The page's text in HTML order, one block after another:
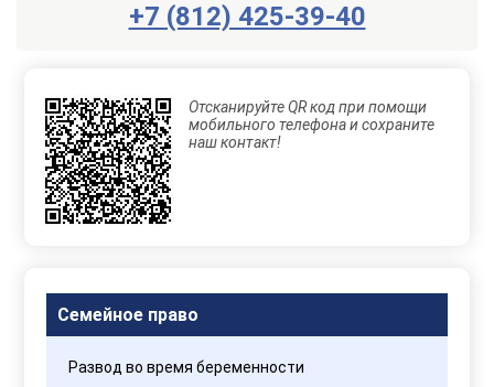
+7 (812) 425-39-40
Заказать
Отправляя
данные,
Вы
соглашаетесь
с
Правилами
Отсканируйте QR код при помощи
мобильного телефона и сохраните
наш контакт!
Семейное право
Развод во время беременности